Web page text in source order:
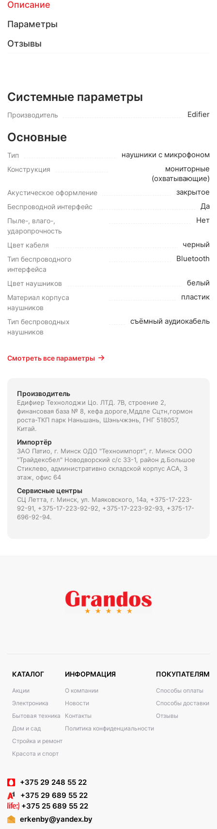
Описание
Параметры
Отзывы
Системные параметры
Производитель Edifier
Основные
Тип наушники с микрофоном
Конструкция
мониторные
(охватывающие)
Акустическое оформление закрытое
Беспроводной интерфейс Да
Пыле-, влаго-,
ударопрочность
Нет
Цвет кабеля черный
Тип беспроводного
интерфейса
Bluetooth
Цвет наушников белый
Материал корпуса
наушников
пластик
Тип беспроводных
наушников
съёмный аудиокабель
Смотреть все параметры
Производитель
Едифиер Технолоджи Цо. ЛТД. 7В, строение 2,
финансовая база № 8, кефа дороге,Мддле Сцтн,гормон
роста-ТКП парк Наньшань, Шэньчжэнь, ГНГ 518057,
Китай.
Импортёр
ЗАО Патио, г. Минск ОДО "Техноимпорт", г. Минск ООО
"Трайдексбел" Новодворский с/с 33-1, район д.Большое
Стиклево, административно складской корпус АСА, 3
этаж, офис 64
Сервисные центры
СЦ Летта, г. Минск, ул. Маяковского, 14а, +375-17-223-
92-91, +375-17-223-92-92, +375-17-223-92-93, +375-17-
696-92-94.
КАТАЛОГ
Акции
Электроника
Бытовая техника
Дом и сад
Стройка и ремонт
Красота и спорт
ИНФОРМАЦИЯ
О компании
Новости
Контакты
Политика конфиденциальности
ПОКУПАТЕЛЯМ
Способы оплаты
Способы доставки
Отзывы
+375 29 248 55 22
+375 29 689 55 22
+375 25 689 55 22
erkenby@yandex.by